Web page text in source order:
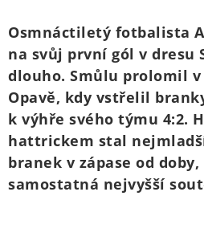
Osmnáctiletý fotbalista
na svůj první gól v dresu
dlouho. Smůlu prolomil v
Opavě, kdy vstřelil
k výhře svého týmu 4:2.
hattrickem stal
branek v zápase od
samostatná nejvyšší